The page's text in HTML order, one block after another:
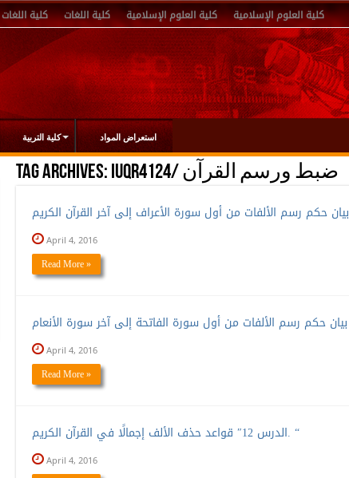
كلية اللغات كلية اللغات كلية العلوم الإسلامية كلية العلوم الإسلامية
كلية التربية استعراض المواد
Tag Archives:
IUQR4124/ ضبط ورسم القرآن
April 4, 2016
Read More »
April 4, 2016
Read More »
الدرس 12″ قواعد حذف الألف إجمالًا في القرآن الكريم. “
April 4, 2016